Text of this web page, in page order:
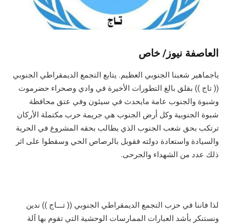
العاصفة نيوز/ خاص
ياجماهير شعبنا الجنوبي العظيم. يتابع التجمع الديمقراطي الجنوبي
(( تاج )) بقلق بالغ التطورات الأخيرة في وادي وصحراء حضرموت
وشبوة والجنوب عامة مايحدث في سيئون وفي عتق محافظة
شبوة الجنوبية وكل أرض الجنوب هي جريمة حرب مكتملة الأركان
ترتكب بحق شعب الجنوب الذي يطالب بحقه المشروع في الحرية
والسيادة واستعادة دولته فقوبل بالرصاص الحي وسقطوا على اثر
ذلك عدد من الشهداء والجرحى.
لذا فاننا في حزب التجمع الديمقراطي الجنوبي (( تـــاج )) ندين
ونستنكر بأشد العبارات الممارسات الوحشية التي تقوم بها آلة